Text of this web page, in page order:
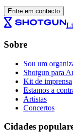
Entre em contacto
Sobre
Sou um
Shotgun para
Kit de imprensa
Estamos a
Artistas
Concertos
Cidades